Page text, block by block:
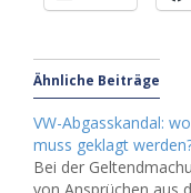
Ähnliche Beiträge
VW-Abgasskandal: wo
muss geklagt
Bei der